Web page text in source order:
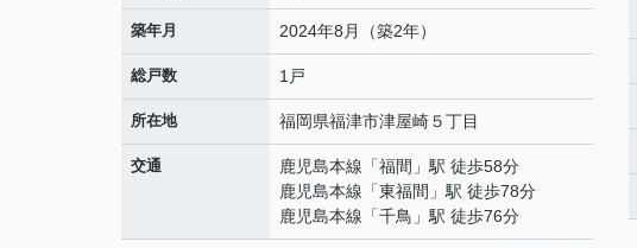
築年月 2024年8月（築2年）
総戸数 1戸
所在地 福岡県福津市津屋崎５丁目
交通 鹿児島本線 「福間 」駅 徒歩58分
鹿児島本線 「東福間 」駅 徒歩78分
鹿児島本線 「千鳥 」駅 徒歩76分